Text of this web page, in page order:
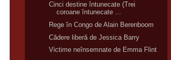
Cinci destine întunecate (Trei
coroane întunecate ...
Rege în Congo de Alain Berenboom
Cădere liberă de Jessica Barry
Victime neînsemnate de Emma Flint